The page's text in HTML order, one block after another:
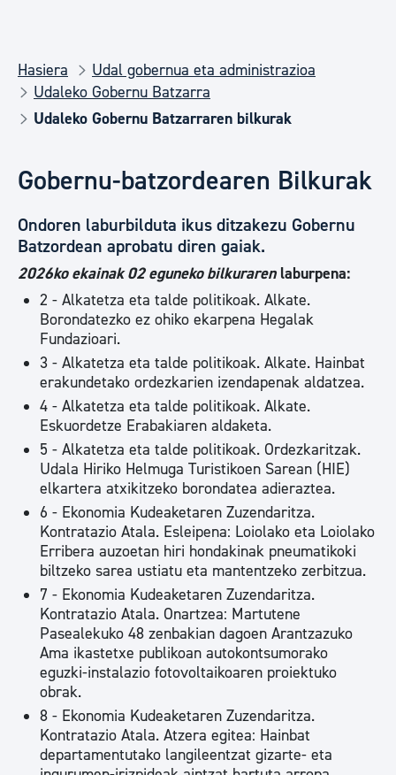
Hasiera
Udal gobernua eta administrazioa
Udaleko Gobernu Batzarra
Udaleko Gobernu Batzarraren bilkurak
Gobernu-batzordearen Bilkurak
Ondoren laburbilduta ikus ditzakezu Gobernu
Batzordean aprobatu diren gaiak.
2026ko ekainak 02 eguneko bilkurarenlaburpena:
2 - Alkatetza eta talde politikoak. Alkate.
Borondatezko ez ohiko ekarpena Hegalak
Fundazioari.
3 - Alkatetza eta talde politikoak. Alkate. Hainbat
erakundetako ordezkarien izendapenak aldatzea.
4 - Alkatetza eta talde politikoak. Alkate.
Eskuordetze Erabakiaren aldaketa.
5 - Alkatetza eta talde politikoak. Ordezkaritzak.
Udala Hiriko Helmuga Turistikoen Sarean (HIE)
elkartera atxikitzeko borondatea adieraztea.
6 - Ekonomia Kudeaketaren Zuzendaritza.
Kontratazio Atala. Esleipena: Loiolako eta Loiolako
Erribera auzoetan hiri hondakinak pneumatikoki
biltzeko sarea ustiatu eta mantentzeko zerbitzua.
7 - Ekonomia Kudeaketaren Zuzendaritza.
Kontratazio Atala. Onartzea: Martutene
Pasealekuko 48 zenbakian dagoen Arantzazuko
Ama ikastetxe publikoan autokontsumorako
eguzki-instalazio fotovoltaikoaren proiektuko
obrak.
8 - Ekonomia Kudeaketaren Zuzendaritza.
Kontratazio Atala. Atzera egitea: Hainbat
departamentutako langileentzat gizarte- eta